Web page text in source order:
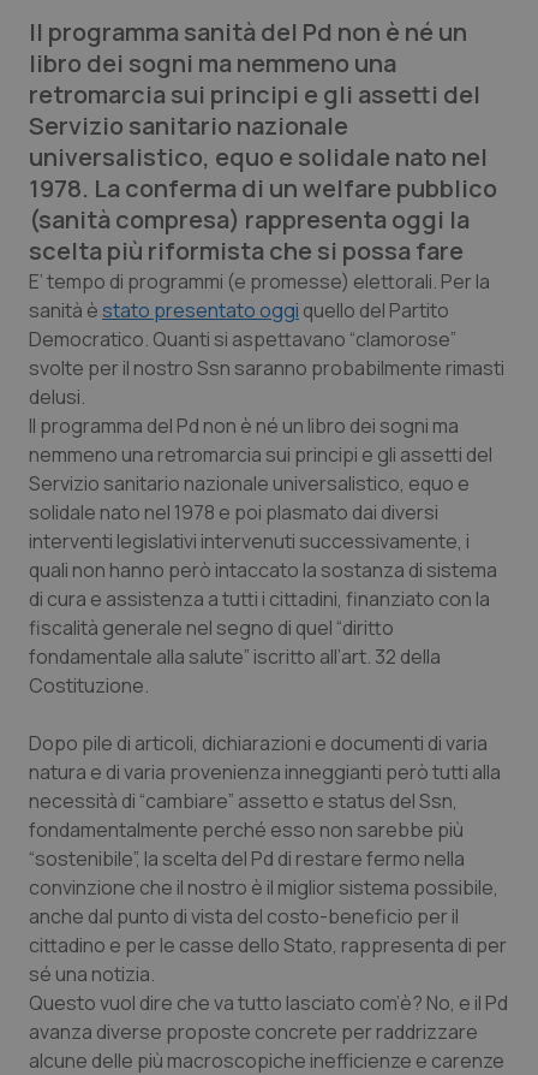
Scienza e Farmaci
Studi e Analisi
Lettere al direttore
Edizioni Regionali
QS Pro
Professionisti Sanitari.AI
Abruzzo
Basilicata
Calabria
Campania
Emilia-Romagna
Lazio
Liguria
Lombardia
Marche
Molise
QS Pro Gold
Artrite & artrosi
Asma & BPCO
Car-T
Colesterolo & coronaropatie
Diabete & glucometri
Disturbi dell’umore
Dolore
Donna & Salute
Epatiti
QS Club Newsletter
Il programma sanità del Pd non è né un
libro dei sogni ma nemmeno una
retromarcia sui principi e gli assetti del
Servizio sanitario nazionale
universalistico, equo e solidale nato nel
1978. La conferma di un welfare pubblico
(sanità compresa) rappresenta oggi la
scelta più riformista che si possa fare
E’ tempo di programmi (e promesse) elettorali. Per la
sanità èstato presentato oggi quello del Partito
Democratico. Quanti si aspettavano “clamorose”
svolte per il nostro Ssn saranno probabilmente rimasti
delusi.
Il programma del Pd non è né un libro dei sogni ma
nemmeno una retromarcia sui principi e gli assetti del
Servizio sanitario nazionale universalistico, equo e
solidale nato nel 1978 e poi plasmato dai diversi
interventi legislativi intervenuti successivamente, i
quali non hanno però intaccato la sostanza di sistema
di cura e assistenza a tutti i cittadini, finanziato con la
fiscalità generale nel segno di quel “diritto
fondamentale alla salute” iscritto all’art. 32 della
Costituzione.
Dopo pile di articoli, dichiarazioni e documenti di varia
natura e di varia provenienza inneggianti però tutti alla
necessità di “cambiare” assetto e status del Ssn,
fondamentalmente perché esso non sarebbe più
“sostenibile”, la scelta del Pd di restare fermo nella
convinzione che il nostro è il miglior sistema possibile,
anche dal punto di vista del costo-beneficio per il
cittadino e per le casse dello Stato, rappresenta di per
sé una notizia.
Questo vuol dire che va tutto lasciato com’è? No, e il Pd
avanza diverse proposte concrete per raddrizzare
alcune delle più macroscopiche inefficienze e carenze